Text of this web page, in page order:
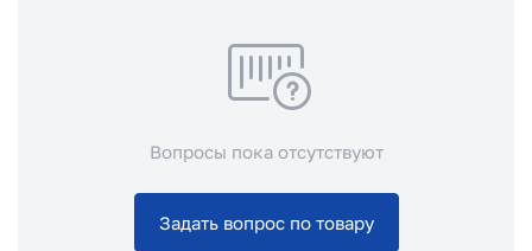
Вопросы пока отсутствуют
Задать вопрос по товару